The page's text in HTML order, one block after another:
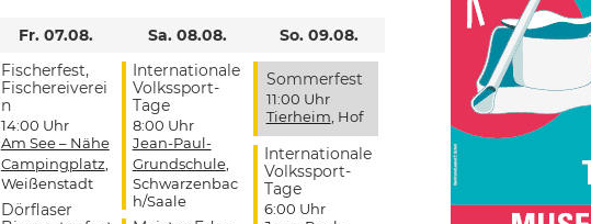
Fr. 07.08.
Fischerfest,
Fischereiverei
n
14:00 Uhr
Am See – Nähe
Campingplatz
Weißenstadt
Dörflaser
Sa. 08.08.
Internationale
Volkssport-
Tage
8:00 Uhr
Jean-Paul-
Grundschule,
Schwarzenbac
h/Saale
So. 09.08.
Sommerfest
11:00 Uhr
Tierheim , Hof
Internationale
Volkssport-
Tage
6:00 Uhr